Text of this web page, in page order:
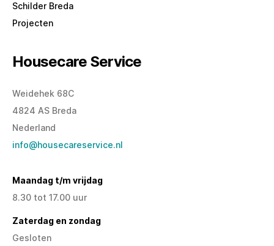
Schilder Breda
Projecten
Housecare Service
Weidehek 68C
4824 AS Breda
Nederland
info@housecareservice.nl
Maandag t/m vrijdag
8.30 tot 17.00 uur
Zaterdag en zondag
Gesloten